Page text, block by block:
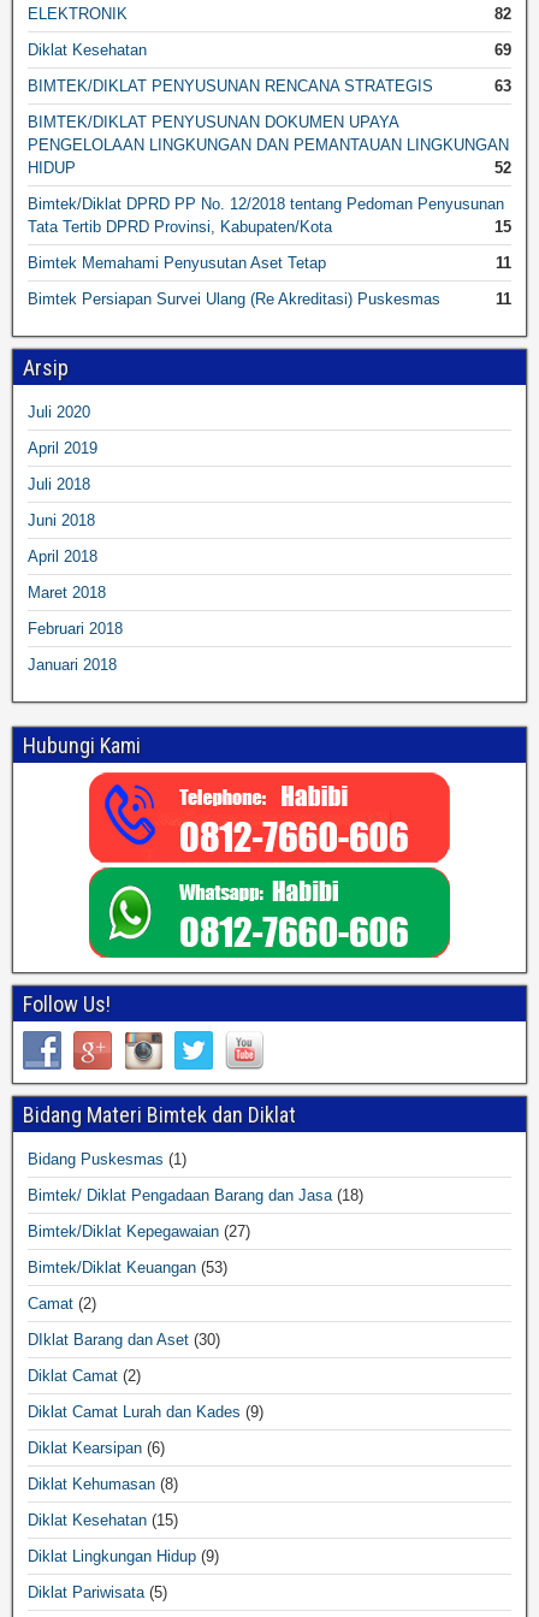
ELEKTRONIK
82
Diklat Kesehatan
69
BIMTEK/DIKLAT PENYUSUNAN RENCANA STRATEGIS
63
BIMTEK/DIKLAT PENYUSUNAN DOKUMEN UPAYA
PENGELOLAAN LINGKUNGAN DAN PEMANTAUAN LINGKUNGAN
HIDUP
52
Bimtek/Diklat DPRD PP No. 12/2018 tentang Pedoman Penyusunan
Tata Tertib DPRD Provinsi, Kabupaten/Kota
15
Bimtek Memahami Penyusutan Aset Tetap
11
Bimtek Persiapan Survei Ulang (Re Akreditasi) Puskesmas
11
Arsip
Juli 2020
April 2019
Juli 2018
Juni 2018
April 2018
Maret 2018
Februari 2018
Januari 2018
Hubungi Kami
Follow Us!
Bidang Materi Bimtek dan Diklat
Bidang Puskesmas (1)
Bimtek/ Diklat Pengadaan Barang dan Jasa (18)
Bimtek/Diklat Kepegawaian (27)
Bimtek/Diklat Keuangan (53)
Camat (2)
DIklat Barang dan Aset (30)
Diklat Camat (2)
Diklat Camat Lurah dan Kades (9)
Diklat Kearsipan (6)
Diklat Kehumasan (8)
Diklat Kesehatan (15)
Diklat Lingkungan Hidup (9)
Diklat Pariwisata (5)